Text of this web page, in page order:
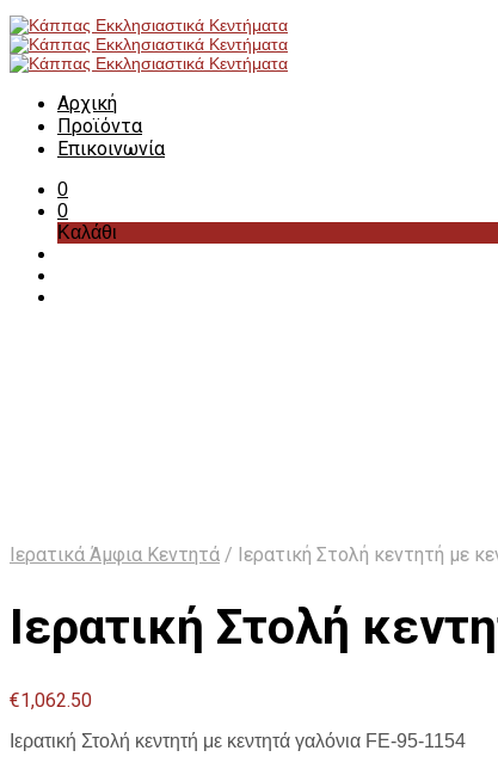
Αρχική
Προϊόντα
Επικοινωνία
0
0
Καλάθι
Ιερατικά Άμφια Κεντητά / Ιερατική Στολή κεντητή με
Ιερατική Στολή
€1,062.50
Ιερατική Στολή κεντητή με κεντητά γαλόνια FE-95-1154